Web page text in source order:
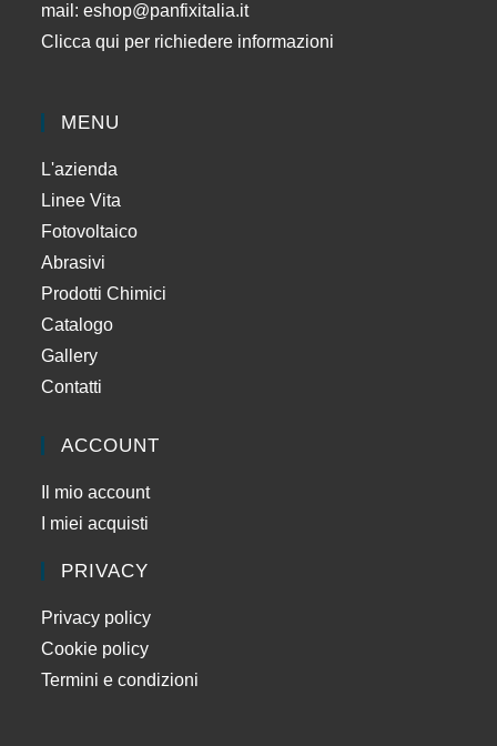
mail:eshop@panfixitalia.it
Clicca qui per richiedere informazioni
MENU
L'azienda
Linee Vita
Fotovoltaico
Abrasivi
Prodotti Chimici
Catalogo
Gallery
Contatti
ACCOUNT
Il mio account
I miei acquisti
PRIVACY
Privacy policy
Cookie policy
Termini e condizioni